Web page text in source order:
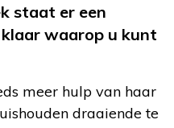
staat er een
waarop u kunt
meer hulp van haar
draaiende te